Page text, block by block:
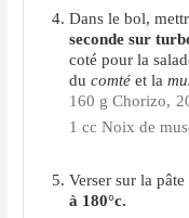
Dans le bol,
seconde sur
coté pour la
ducomtéet la
160 g Chorizo,
1 cc Noix de
Verser sur la
à 180°c.